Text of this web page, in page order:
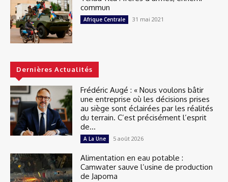
commun
Afrique Centrale 31 mai 2021
Dernières Actualités
Frédéric Augé : « Nous voulons bâtir
une entreprise où les décisions prises
au siège sont éclairées par les réalités
du terrain. C’est précisément l’esprit
de...
A La Une 5 août 2026
Alimentation en eau potable :
Camwater sauve l’usine de production
de Japoma